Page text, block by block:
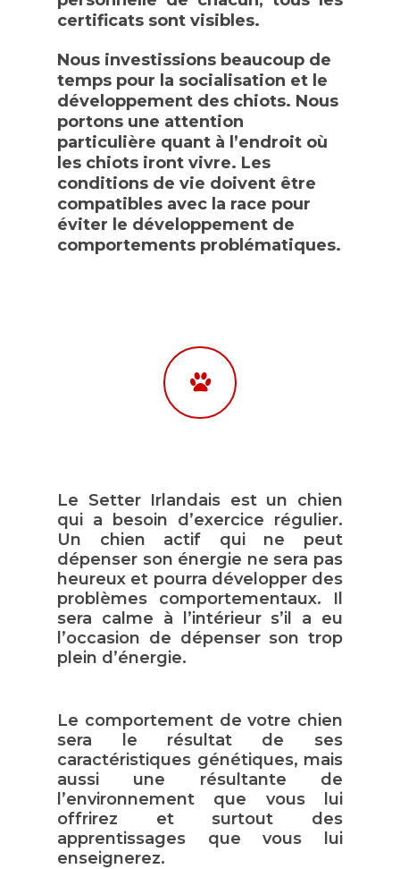
certificats sont visibles.
Nous investissions beaucoup de
temps pour la socialisation et le
développement des chiots. Nous
portons une attention
particulière quant à l’endroit où
les chiots iront vivre. Les
conditions de vie doivent être
compatibles avec la race pour
éviter le développement de
comportements problématiques.
Le Setter Irlandais est un chien
qui a besoin d’exercice régulier.
Un chien actif qui ne peut
dépenser son énergie ne sera pas
heureux et pourra développer des
problèmes comportementaux. Il
sera calme à l’intérieur s’il a eu
l’occasion de dépenser son trop
plein d’énergie.
Le comportement de votre chien
sera le résultat de ses
caractéristiques génétiques, mais
aussi une résultante de
l’environnement que vous lui
offrirez et surtout des
apprentissages que vous lui
enseignerez.
À propos de nous
Notre histoire
Mâles
Jax
Lou
Femelles
Melha
Cameylia
Bella
Dahlia
Azalee
Chiots
Tout sur le
Standard de la race
Rencontre avec le
irlandais
Questions
Chasse
Santé et
Les liens